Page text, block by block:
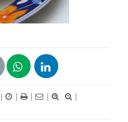
| | | |
|